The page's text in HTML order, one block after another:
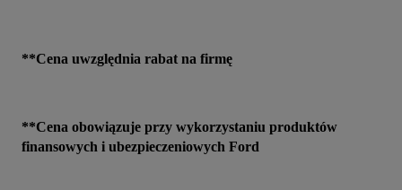
**Cena uwzględnia rabat na firmę
**Cena obowiązuje przy wykorzystaniu produktów
finansowych i ubezpieczeniowych Ford